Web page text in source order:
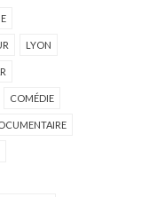
LYON
COMÉDIE